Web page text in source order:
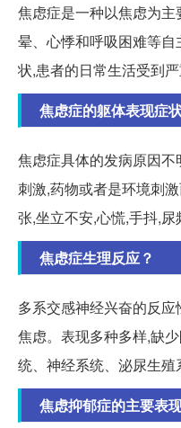
焦虑症是一种以焦虑为
晕、心悸和呼吸困难等
状,患者的日常生活受到严
焦虑症的躯体表现症
焦虑症具体的发病原因
刺激,药物或者是环境刺
张,坐立不安,心慌,手抖,尿
焦虑症生理反应？
多系交感神经兴奋的反
焦虑。表现多种多样,缺
统、神经系统、泌尿生殖
焦虑抑郁症的主要表